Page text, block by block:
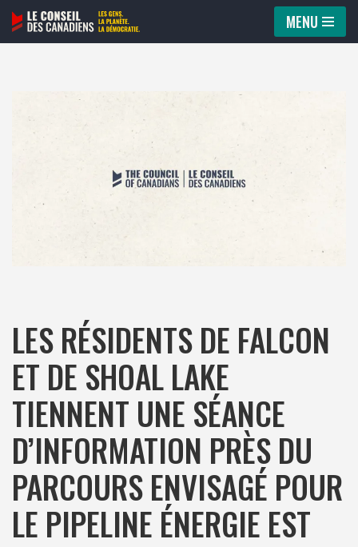
Aller
MENU
LES RÉSIDENTS DE FALCON
ET DE SHOAL LAKE
TIENNENT UNE SÉANCE
D’INFORMATION PRÈS DU
PARCOURS ENVISAGÉ POUR
LE PIPELINE ÉNERGIE EST